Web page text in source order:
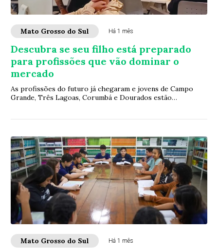
Mato Grosso do Sul Há 1 mês
Descubra se seu filho está preparado
para profissões que vão dominar o
mercado
As profissões do futuro já chegaram e jovens de Campo
Grande, Três Lagoas, Corumbá e Dourados estão
Mato Grosso do Sul Há 1 mês